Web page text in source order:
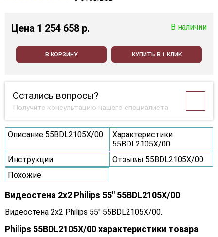
Цена 1 254 658 p. В наличии
В КОРЗИНУ КУПИТЬ В 1 КЛИК
Остались вопросы?
Получите консультацию нашего специалиста
Описание 55BDL2105X/00
Характеристики
55BDL2105X/00
Инструкции
Отзывы 55BDL2105X/00
Похожие
Видеостена 2x2 Philips 55" 55BDL2105X/00
Видеостена 2x2 Philips 55" 55BDL2105X/00.
Philips 55BDL2105X/00 характеристики товара